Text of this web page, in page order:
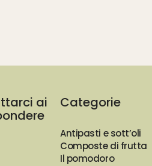
ai Categorie
Antipasti e sott’oli
Composte di frutta
Il pomodoro